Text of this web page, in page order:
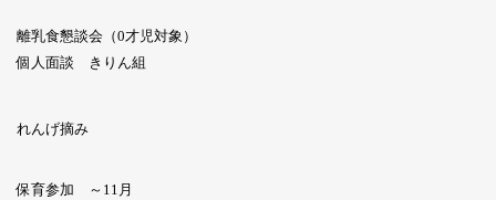
離乳食懇談会（0才児対象）
個人面談 きりん組
れんげ摘み
保育参加 ～11月